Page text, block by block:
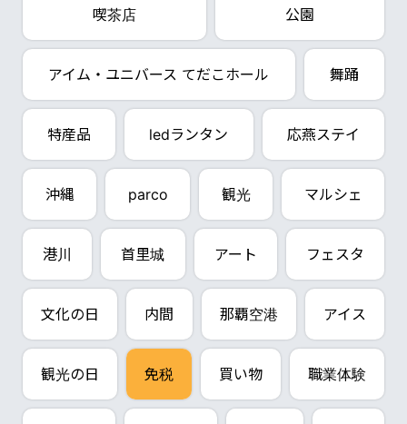
喫茶店 公園
アイム・ユニバース てだこホール 舞踊
特産品 ledランタン 応燕ステイ
沖縄 parco 観光 マルシェ
港川 首里城 アート フェスタ
文化の日 内間 那覇空港 アイス
観光の日 免税 買い物 職業体験